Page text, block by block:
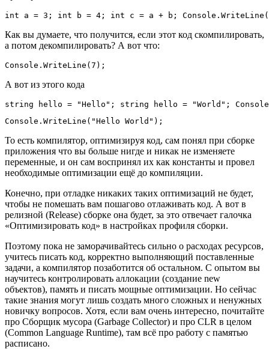
int a = 3; int b = 4; int c = a + b;
Как вы думаете, что получится, если этот код скомпилировать,
а потом декомпилировать? А вот что:
Console.WriteLine(7);
А вот из этого кода
string hello = "Hello"; string hello = "World";
Console.WriteLine("Hello World");
То есть компилятор, оптимизируя код, сам понял при сборке
приложения что вы больше нигде и никак не изменяете
переменные, и он сам воспринял их как константы и провел
необходимые оптимизации ещё до компиляции.
Конечно, при отладке никаких таких оптимизаций не будет,
чтобы не помешать вам пошагово отлаживать код. А вот в
релизной (Release) сборке она будет, за это отвечает галочка
«Оптимизировать код» в настройках профиля сборки.
Поэтому пока не заморачивайтесь сильно о расходах ресурсов,
учитесь писать код, корректно выполняющий поставленные
задачи, а компилятор позаботится об остальном. С опытом вы
научитесь контролировать аллокации (создание new
объектов), память и писать мощные оптимизации. Но сейчас
такие знания могут лишь создать много сложных и ненужных
новичку вопросов. Хотя, если вам очень интересно, почитайте
про Сборщик мусора (Garbage Collector) и про CLR в целом
(Common Language Runtime), там всё про работу с памятью
расписано.